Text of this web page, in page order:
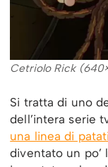
Cetriolo Rick
Si tratta di uno
dell’intera serie
una linea di
diventato un po’